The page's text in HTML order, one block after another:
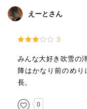
えーとさん
3
みんな大好き吹雪の
降はかなり前のめ
長。
0